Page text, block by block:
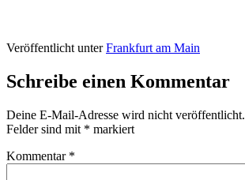
Veröffentlicht unter Frankfurt am Main
Schreibe einen Kommentar
Deine E-Mail-Adresse wird nicht veröffentlicht.
Felder sind mit * markiert
Kommentar *